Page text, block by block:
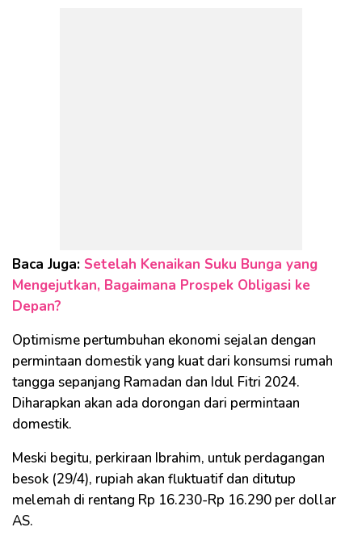
Baca Juga: Setelah Kenaikan Suku Bunga yang
Mengejutkan, Bagaimana Prospek Obligasi ke
Depan?
Optimisme pertumbuhan ekonomi sejalan dengan
permintaan domestik yang kuat dari konsumsi rumah
tangga sepanjang Ramadan dan Idul Fitri 2024.
Diharapkan akan ada dorongan dari permintaan
domestik.
Meski begitu, perkiraan Ibrahim, untuk perdagangan
besok (29/4), rupiah akan fluktuatif dan ditutup
melemah di rentang Rp 16.230-Rp 16.290 per dollar
AS.